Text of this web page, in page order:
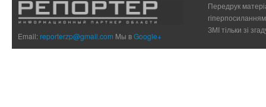
Email:reporterzp@gmail.com Мы вGoogle+
Передрук
ЗМІ тільки зі